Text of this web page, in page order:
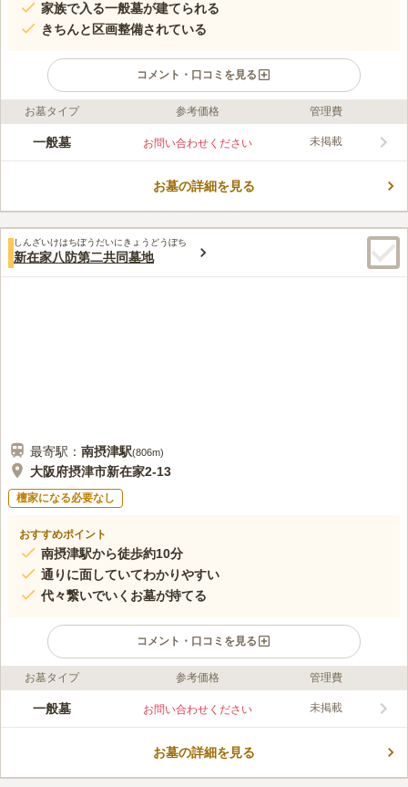
家族で入る一般墓が建てられる
きちんと区画整備されている
コメント・口コミを見る
ライフドット編集部のコメント
鳥飼上墓地は、大阪府摂津市にある共同墓地です。住宅街や工
が、バス停からは徒歩4分程の距離にあるため、バス移動が便利
れます。
口コミ評価
この霊園はまだ誰からも評価されていません。
お墓タイプ 参考価格 管理費
一般墓 お問い合わせください 未掲載
お墓の詳細を見る
しんざいけはちぼうだいにきょうどうぼち
新在家八防第二共同墓地
最寄駅： 南摂津駅(806m)
大阪府摂津市新在家2-13
檀家になる必要なし
おすすめポイント
南摂津駅から徒歩約10分
通りに面していてわかりやすい
代々繋いでいくお墓が持てる
コメント・口コミを見る
ライフドット編集部のコメント
新在家八防第二共同墓地は、大阪モノレール「南摂津駅」から歩
りには住宅やお店、工場があり賑やかで、墓地特有の寂しい雰囲
お墓タイプ 参考価格 管理費
一般墓 お問い合わせください 未掲載
お墓の詳細を見る